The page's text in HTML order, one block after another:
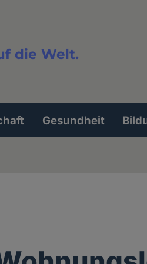
die Welt.
Gesundheit